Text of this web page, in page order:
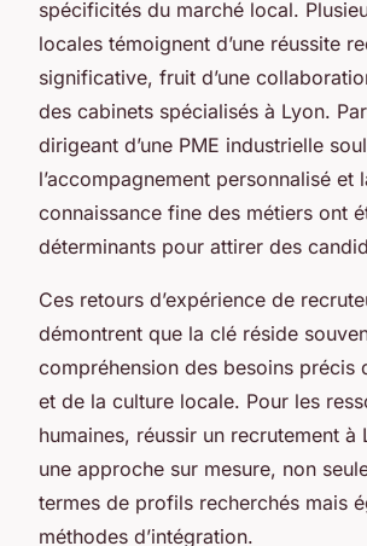
spécificités du marché local.
locales témoignent d’une réussite
significative, fruit d’une
des cabinets spécialisés à Lyon.
dirigeant d’une PME industrielle
l’accompagnement personnalisé et
connaissance fine des métiers ont
déterminants pour attirer des
Ces retours d’expérience de
démontrent que la clé réside
compréhension des besoins précis
et de la culture locale. Pour les
humaines, réussir un recrutement à
une approche sur mesure, non
termes de profils recherchés mais
méthodes d’intégration.